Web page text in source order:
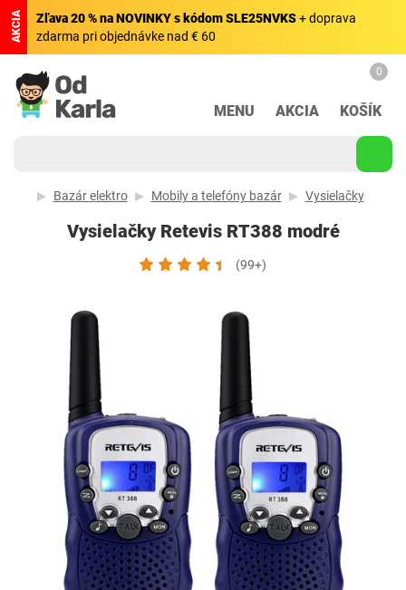
AKCIA Zľava 20 % na NOVINKY s kódom SLE25NVKS+ doprava
zdarma pri objednávke nad € 60
MENU AKCIA
0
KOŠÍK
Bazár elektro Mobily a telefóny bazár Vysielačky
Vysielačky Retevis RT388 modré
(99+)